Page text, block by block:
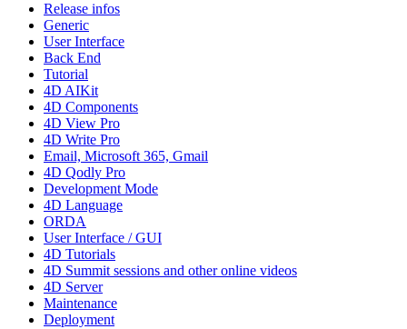
Release infos
Generic
User Interface
Back End
Tutorial
4D AIKit
4D Components
4D View Pro
4D Write Pro
Email, Microsoft 365, Gmail
4D Qodly Pro
Development Mode
4D Language
ORDA
User Interface / GUI
4D Tutorials
4D Summit sessions and other online videos
4D Server
Maintenance
Deployment